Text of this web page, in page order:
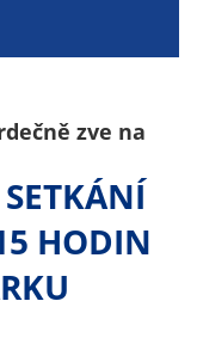
zve na
HODIN
na
webu. Z
důvodu